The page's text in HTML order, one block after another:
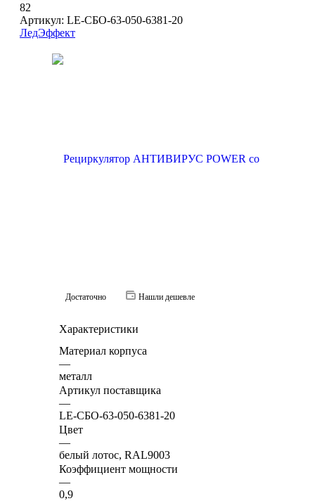
82
Артикул: LE-СБО-63-050-6381-20
ЛедЭффект
Достаточно Нашли дешевле
Характеристики
Материал корпуса
—
металл
Артикул поставщика
—
LE-СБО-63-050-6381-20
Цвет
—
белый лотос, RAL9003
Коэффициент мощности
—
0,9